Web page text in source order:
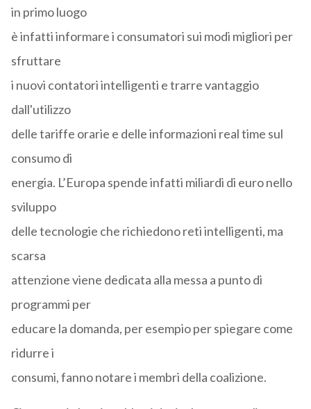
in primo luogo
è infatti informare i consumatori sui modi migliori per
sfruttare
i nuovi contatori intelligenti e trarre vantaggio
dall'utilizzo
delle tariffe orarie e delle informazioni real time sul
consumo di
energia. L’Europa spende infatti miliardi di euro nello
sviluppo
delle tecnologie che richiedono reti intelligenti, ma
scarsa
attenzione viene dedicata alla messa a punto di
programmi per
educare la domanda, per esempio per spiegare come
ridurre i
consumi, fanno notare i membri della coalizione.